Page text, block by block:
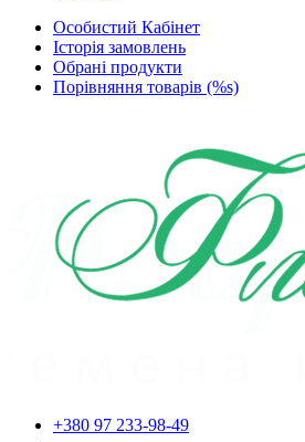
Особистий Кабінет
Історія замовлень
Обрані продукти
Порівняння товарів (%s)
+380 97 233-98-49